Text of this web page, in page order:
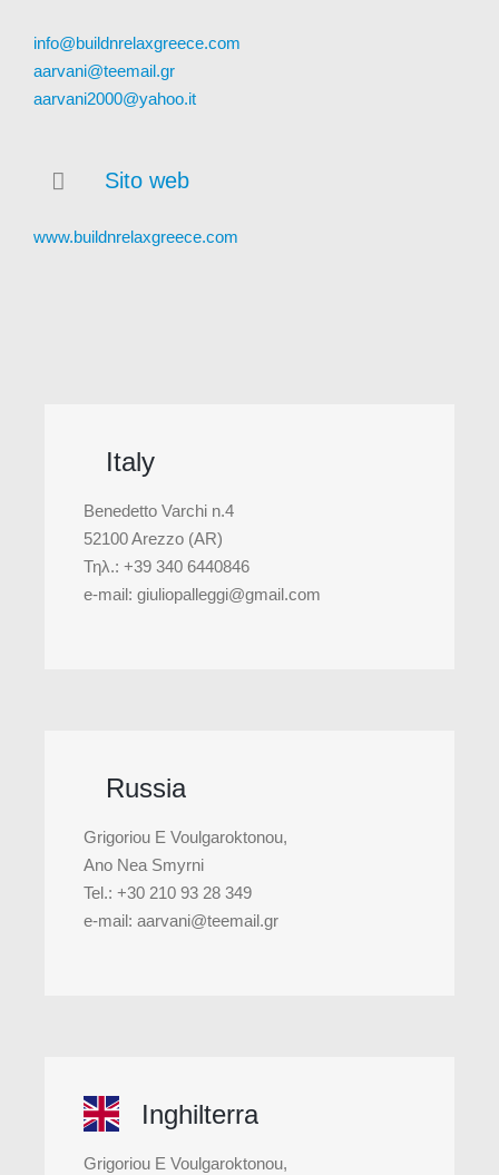
info@buildnrelaxgreece.com
aarvani@teemail.gr
aarvani2000@yahoo.it
Sito web
www.buildnrelaxgreece.com
Italy
Benedetto Varchi n.4
52100 Arezzo (AR)
Τηλ.: +39 340 6440846
e-mail: giuliopalleggi@gmail.com
Russia
Grigoriou E Voulgaroktonou,
Ano Nea Smyrni
Tel.: +30 210 93 28 349
e-mail: aarvani@teemail.gr
Inghilterra
Grigoriou E Voulgaroktonou,